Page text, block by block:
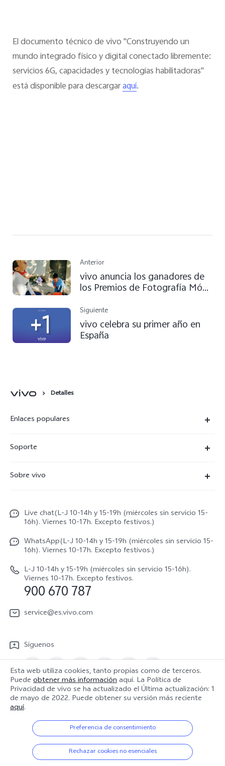
El documento técnico de vivo "Construyendo un
mundo integrado físico y digital conectado libremente:
servicios 6G, capacidades y tecnologías habilitadoras"
está disponible para descargaraquí.
Anterior
vivo anuncia los ganadores de
los Premios de Fotografía Móvil
Siguiente
vivo celebra su primer año en
España
Detalles
Enlaces populares
X300
V70 5G
V70 FE
V70 Lite 5G
Y31 5G
Soporte
Autenticación de IMEI
Gestión de reparaciones
Manual de usuario
Actualización de sistema
Actualizar registro
Instrucciones de Garantía
Sobre vivo
Netiqueta vivo
Avisos legales
Acerca de nosotros
Sostenibilidad
Centro de privacidad de vivo
Live chat(L-J 10-14h y 15-19h (miércoles sin servicio 15-
16h). Viernes 10-17h. Excepto festivos.)
WhatsApp(L-J 10-14h y 15-19h (miércoles sin servicio 15-
16h). Viernes 10-17h. Excepto festivos.)
L-J 10-14h y 15-19h (miércoles sin servicio 15-16h).
Viernes 10-17h. Excepto festivos.
900 670 787
service@es.vivo.com
Síguenos
España | Seleccione país/región
© 2026 vivo Mobile Communication Co., Ltd. Todos los derechos
reservados.
Política de privacidad | Política de cookies | Soporte de privacidad
Esta web utiliza cookies, tanto propias como de terceros.
Puede obtener más informaciónaquí. La Política de
Privacidad de vivo se ha actualizado el Última actualización: 1
de mayo de 2022. Puede obtener su versión más reciente
aquí.
Preferencia de consentimiento
Rechazar cookies no esenciales